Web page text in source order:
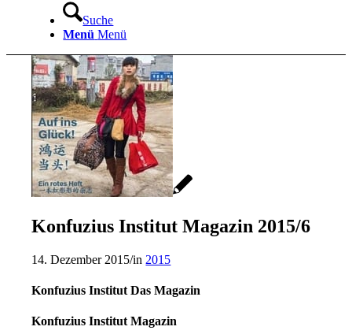
Suche
Menü Menü
Konfuzius Institut Magazin 2015/6
14. Dezember 2015/in 2015
Konfuzius Institut Das Magazin
Konfuzius Institut Magazin